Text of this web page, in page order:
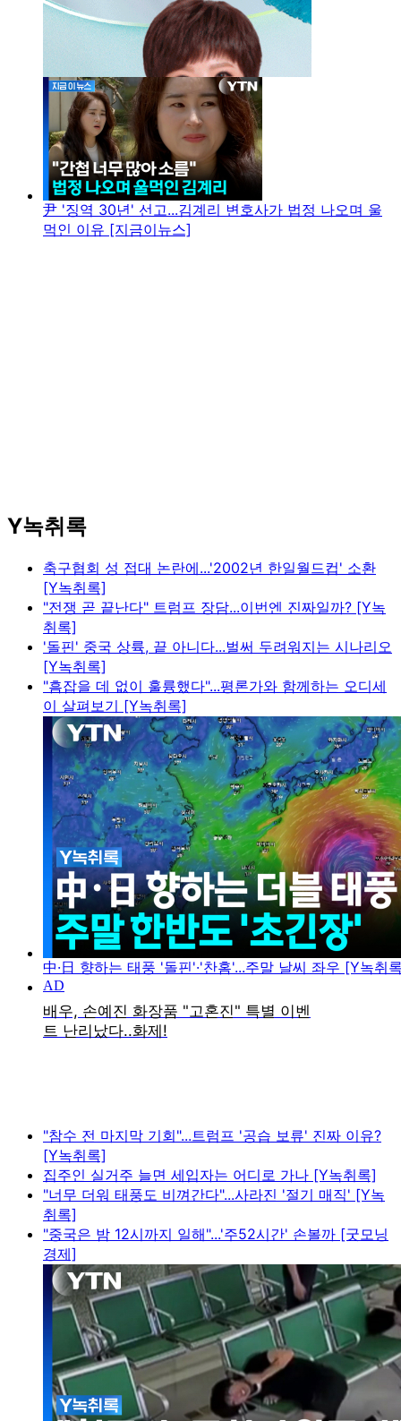
尹 '징역 30년' 선고...김계리 변호사가 법정 나오며 울
먹인 이유 [지금이뉴스]
Y녹취록
축구협회 성 접대 논란에...'2002년 한일월드컵' 소환
[Y녹취록]
"전쟁 곧 끝난다" 트럼프 장담...이번엔 진짜일까? [Y녹
취록]
'돌핀' 중국 상륙, 끝 아니다...벌써 두려워지는 시나리오
[Y녹취록]
"흠잡을 데 없이 훌륭했다"...평론가와 함께하는 오디세
이 살펴보기 [Y녹취록]
中·日 향하는 태풍 '돌핀'·'찬홈'...주말 날씨 좌우 [Y녹취
"참수 전 마지막 기회"...트럼프 '공습 보류' 진짜 이유?
[Y녹취록]
집주인 실거주 늘면 세입자는 어디로 가나 [Y녹취록]
"너무 더워 태풍도 비껴간다"...사라진 '절기 매직' [Y녹
취록]
"중국은 밤 12시까지 일해"...'주52시간' 손볼까 [굿모닝
경제]